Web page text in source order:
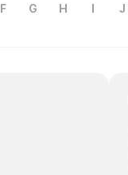
F G H I J